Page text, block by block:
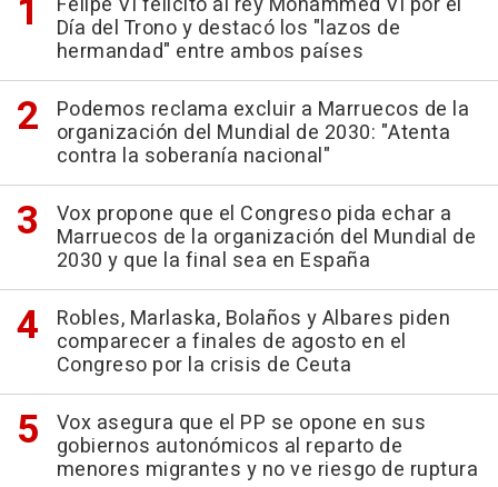
Día del Trono y destacó los "lazos de
hermandad" entre ambos países
Podemos reclama excluir a Marruecos de la
organización del Mundial de 2030: "Atenta
contra la soberanía nacional"
Vox propone que el Congreso pida echar a
Marruecos de la organización del Mundial de
2030 y que la final sea en España
Robles, Marlaska, Bolaños y Albares piden
comparecer a finales de agosto en el
Congreso por la crisis de Ceuta
Vox asegura que el PP se opone en sus
gobiernos autonómicos al reparto de
menores migrantes y no ve riesgo de ruptura